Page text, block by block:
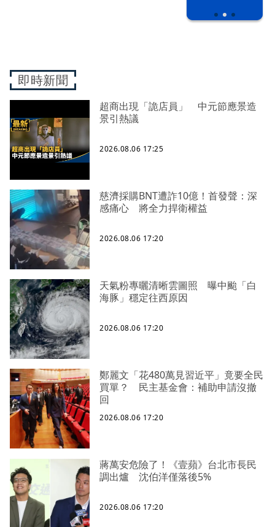
即時新聞
超商出現「詭店員」 中元節應景造
景引熱議
2026.08.06 17:25
慈濟採購BNT遭詐10億！首發聲：深
感痛心 將全力捍衛權益
2026.08.06 17:20
天氣粉專曬清晰雲圖照 曝中颱「白
海豚」穩定往西原因
2026.08.06 17:20
鄭麗文「花480萬見習近平」竟要全民
買單？ 民主基金會：補助申請沒撤
回
2026.08.06 17:20
蔣萬安危險了！《壹蘋》台北市長民
調出爐 沈伯洋僅落後5%
2026.08.06 17:20